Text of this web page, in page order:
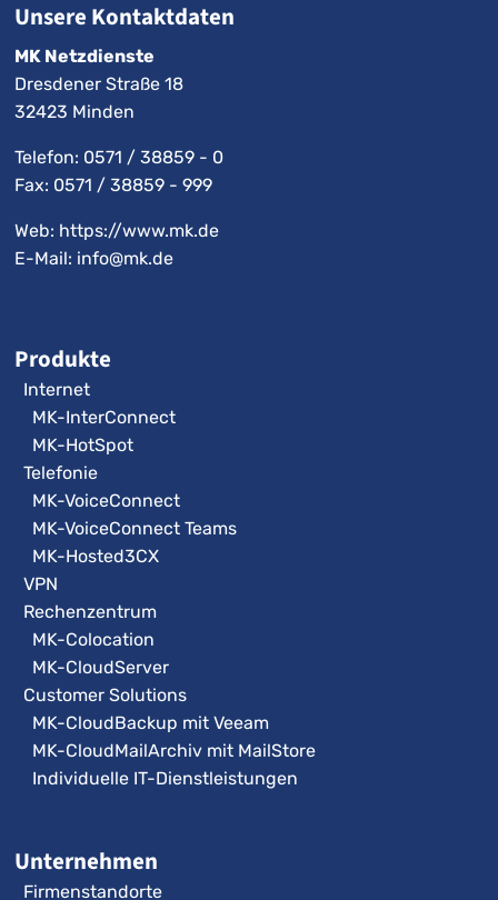
Unsere Kontaktdaten
MK Netzdienste
Dresdener Straße 18
32423 Minden
Telefon: 0571 / 38859 - 0
Fax: 0571 / 38859 - 999
Web: https://www.mk.de
E-Mail: info@mk.de
Produkte
Internet
MK-InterConnect
MK-HotSpot
Telefonie
MK-VoiceConnect
MK-VoiceConnect Teams
MK-Hosted3CX
VPN
Rechenzentrum
MK-Colocation
MK-CloudServer
Customer Solutions
MK-CloudBackup mit Veeam
MK-CloudMailArchiv mit MailStore
Individuelle IT-Dienstleistungen
Unternehmen
Firmenstandorte